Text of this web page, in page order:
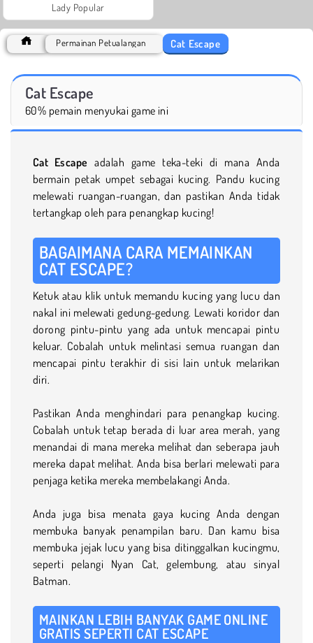
Lady Popular
Permainan Petualangan Cat Escape
Cat Escape
60% pemain menyukai game ini
Cat Escape adalah game teka-teki di mana Anda
bermain petak umpet sebagai kucing. Pandu kucing
melewati ruangan-ruangan, dan pastikan Anda tidak
tertangkap oleh para penangkap kucing!
BAGAIMANA CARA MEMAINKAN
CAT ESCAPE?
Ketuk atau klik untuk memandu kucing yang lucu dan
nakal ini melewati gedung-gedung. Lewati koridor dan
dorong pintu-pintu yang ada untuk mencapai pintu
keluar. Cobalah untuk melintasi semua ruangan dan
mencapai pintu terakhir di sisi lain untuk melarikan
diri.
Pastikan Anda menghindari para penangkap kucing.
Cobalah untuk tetap berada di luar area merah, yang
menandai di mana mereka melihat dan seberapa jauh
mereka dapat melihat. Anda bisa berlari melewati para
penjaga ketika mereka membelakangi Anda.
Anda juga bisa menata gaya kucing Anda dengan
membuka banyak penampilan baru. Dan kamu bisa
membuka jejak lucu yang bisa ditinggalkan kucingmu,
seperti pelangi Nyan Cat, gelembung, atau sinyal
Batman.
MAINKAN LEBIH BANYAK GAME ONLINE
GRATIS SEPERTI CAT ESCAPE